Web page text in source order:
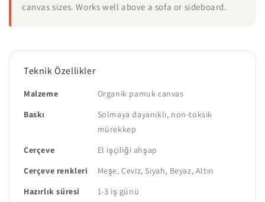
canvas sizes. Works well above a sofa or sideboard.
Teknik Özellikler
Malzeme
Organik pamuk canvas
Baskı
Solmaya dayanıklı, non-toksik
mürekkep
Çerçeve
El işçiliği ahşap
Çerçeve renkleri
Meşe, Ceviz, Siyah, Beyaz, Altın
Hazırlık süresi
1-3 iş günü